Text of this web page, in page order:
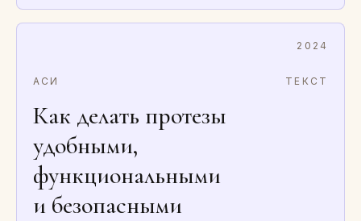
2024
АСИ ТЕКСТ
Как делать протезы
удобными,
функциональными
и безопасными